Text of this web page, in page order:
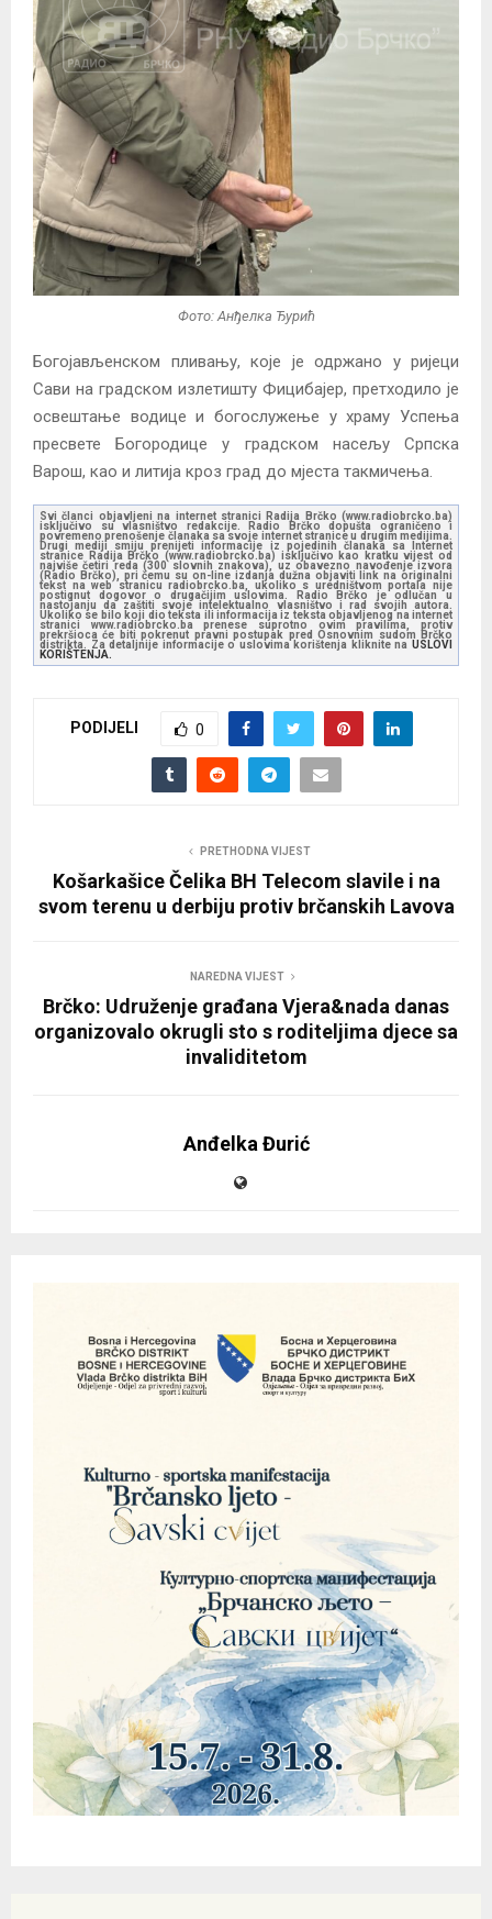
Фото: Анђелка Ђурић
Богојављенском пливању, које је одржано у ријеци
Сави на градском излетишту Фицибајер, претходило је
освештање водице и богослужење у храму Успења
пресвете Богородице у градском насељу Српска
Варош, као и литија кроз град до мјеста такмичења.
Svi članci objavljeni na internet stranici Radija Brčko (www.radiobrcko.ba)
isključivo su vlasništvo redakcije. Radio Brčko dopušta ograničeno i
povremeno prenošenje članaka sa svoje internet stranice u drugim medijima.
Drugi mediji smiju prenijeti informacije iz pojedinih članaka sa Internet
stranice Radija Brčko (www.radiobrcko.ba) isključivo kao kratku vijest od
najviše četiri reda (300 slovnih znakova), uz obavezno navođenje izvora
(Radio Brčko), pri čemu su on-line izdanja dužna objaviti link na originalni
tekst na web stranicu radiobrcko.ba, ukoliko s uredništvom portala nije
postignut dogovor o drugačijim uslovima. Radio Brčko je odlučan u
nastojanju da zaštiti svoje intelektualno vlasništvo i rad svojih autora.
Ukoliko se bilo koji dio teksta ili informacija iz teksta objavljenog na internet
stranici www.radiobrcko.ba prenese suprotno ovim pravilima, protiv
prekršioca će biti pokrenut pravni postupak pred Osnovnim sudom Brčko
distrikta. Za detaljnije informacije o uslovima korištenja kliknite na USLOVI
KORIŠTENJA.
PODIJELI 0
PRETHODNA VIJEST
Košarkašice Čelika BH Telecom slavile i na
svom terenu u derbiju protiv brčanskih Lavova
NAREDNA VIJEST
Brčko: Udruženje građana Vjera&nada danas
organizovalo okrugli sto s roditeljima djece sa
invaliditetom
Anđelka Đurić